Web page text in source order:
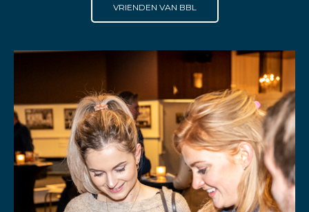
VRIENDEN VAN BBL